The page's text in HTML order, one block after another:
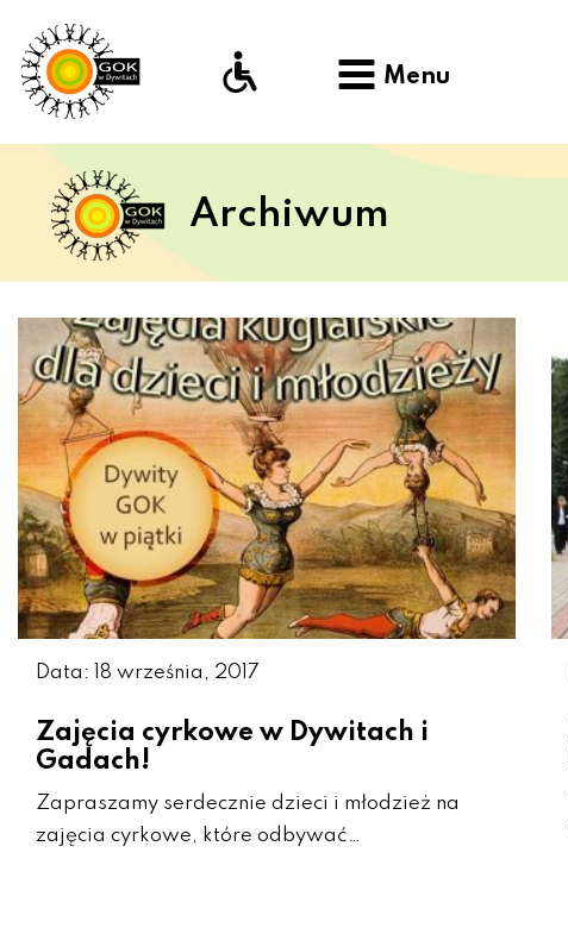
Menu
Archiwum
Data: 18 września, 2017
Zajęcia cyrkowe w Dywitach i
Gadach!
Zapraszamy serdecznie dzieci i młodzież na
zajęcia cyrkowe, które odbywać…